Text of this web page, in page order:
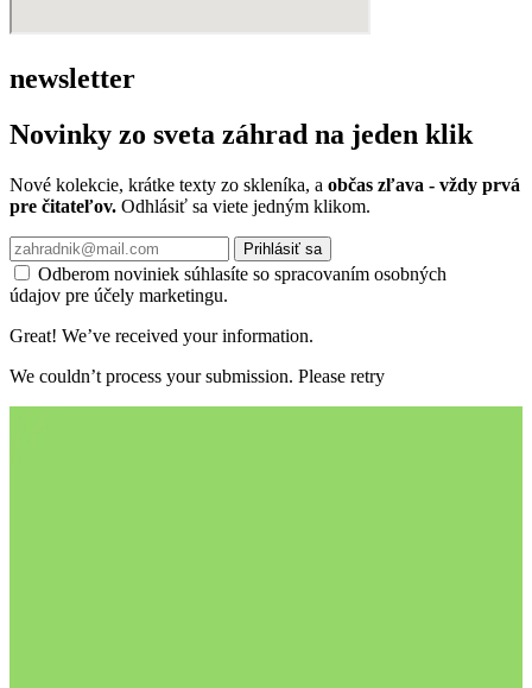
newsletter
Novinky zo sveta záhrad na jeden klik
Nové kolekcie, krátke texty zo skleníka, a občas zľava - vždy prvá
pre čitateľov. Odhlásiť sa viete jedným klikom.
Prihlásiť sa
Odberom noviniek súhlasíte so spracovaním osobných
údajov pre účely marketingu.
Great! We’ve received your information.
We couldn’t process your submission. Please retry